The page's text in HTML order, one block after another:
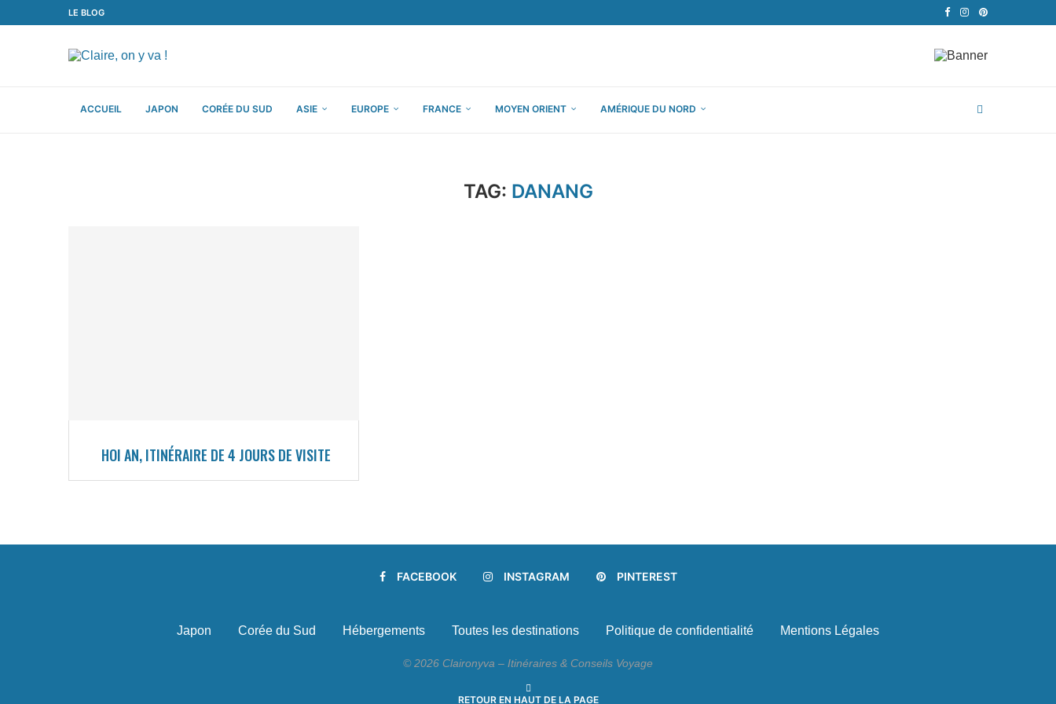
LE BLOG
ACCUEIL JAPON CORÉE DU SUD ASIE EUROPE FRANCE MOYEN ORIENT AMÉRIQUE DU NORD
TAG: DANANG
HOI AN, ITINÉRAIRE DE 4 JOURS DE VISITE
FACEBOOK INSTAGRAM PINTEREST
Japon Corée du Sud Hébergements Toutes les destinations Politique de confidentialité Mentions Légales
© 2026 Claironyva – Itinéraires & Conseils Voyage
RETOUR EN HAUT DE LA PAGE